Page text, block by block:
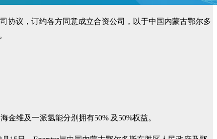
协议，订约各方同意成立合资公司，以于中国内蒙古鄂尔多
维及一派氢能分别拥有50% 及50%权益。